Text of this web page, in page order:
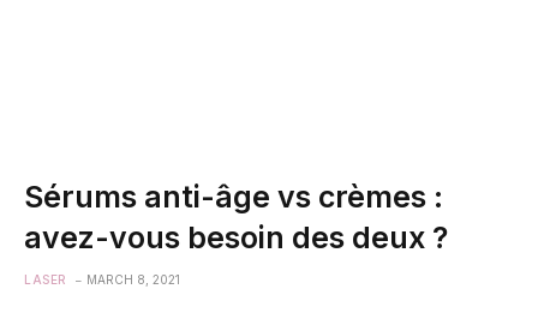
Sérums anti-âge vs crèmes :
avez-vous besoin des deux ?
LASER MARCH 8, 2021